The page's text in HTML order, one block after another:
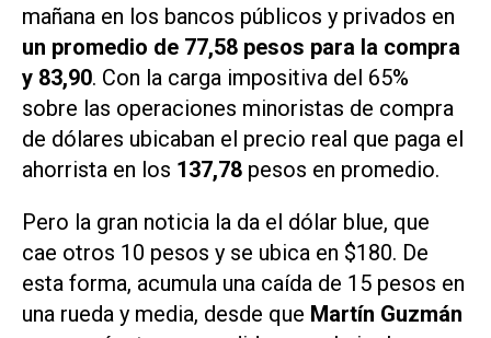
mañana en los bancos públicos y privados en
un promedio de 77,58 pesos para la compra
y 83,90. Con la carga impositiva del 65%
sobre las operaciones minoristas de compra
de dólares ubicaban el precio real que paga el
ahorrista en los 137,78 pesos en promedio.
Pero la gran noticia la da el dólar blue, que
cae otros 10 pesos y se ubica en $180. De
esta forma, acumula una caída de 15 pesos en
una rueda y media, desde que Martín Guzmán